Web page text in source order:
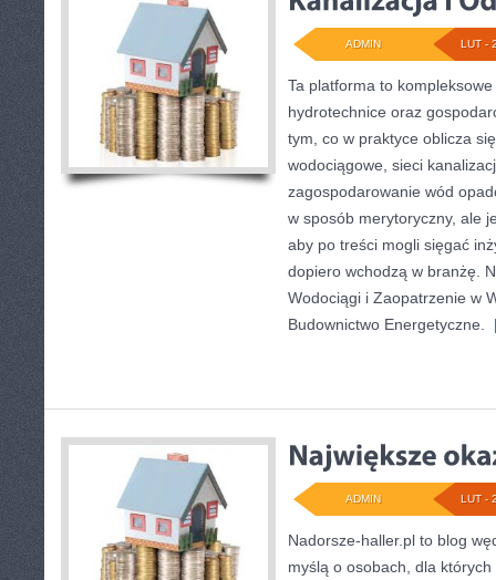
LUT -
ADMIN
Ta platforma to
hydrotechnice oraz
tym, co w praktyce oblicza
wodociągowe, sieci
zagospodarowanie wód
w sposób merytoryczny, ale
aby po treści mogli sięgać
dopiero wchodzą w branżę.
Wodociągi i Zaopatrzenie w
Budownictwo Energetyczne.
LUT -
ADMIN
Nadorsze-haller.pl to blog
myślą o osobach, dla